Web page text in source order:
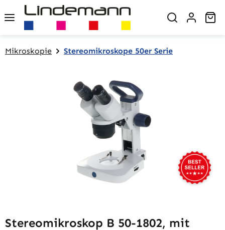
Zum Hauptinhalt springen
Mikroskopie Stereomikroskope 50er Serie
Bildergalerie überspringen
Stereomikroskop B 50-1802, mit